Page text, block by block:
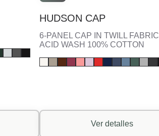
HUDSON CAP
6-PANEL CAP IN TWILL
ACID WASH 100% COTTON
Ver detalles